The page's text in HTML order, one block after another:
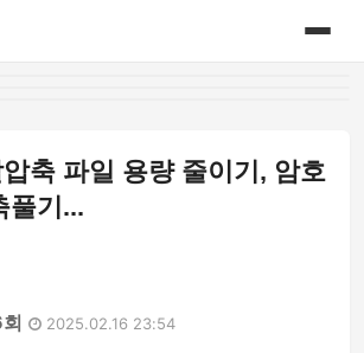
축 파일 용량 줄이기, 암호
풀기...
2025.02.16 23:54